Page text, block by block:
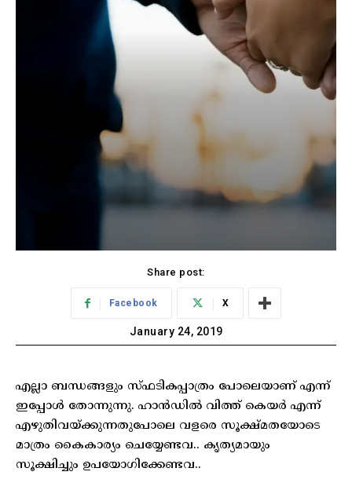
Share post:
Facebook X
January 24, 2019
എല്ലാ ബന്ധങ്ങളും സ്ഫടികപ്പാത്രം പോലെയാണ് എന്ന്
ഇപ്പോള്‍ തോന്നുന്നു. ഹാന്‍ഡില്‍ വിത്ത് കെയര്‍ എന്ന്
എഴുതിവയ്ക്കുന്നതുപോലെ വളരെ സൂക്ഷ്മതയോടെ
മാത്രം കൈകാര്യം ചെയ്യേണ്ടവ.. കൃത്യമായും
സൂക്ഷിച്ചും ഉപയോഗിക്കേണ്ടവ..